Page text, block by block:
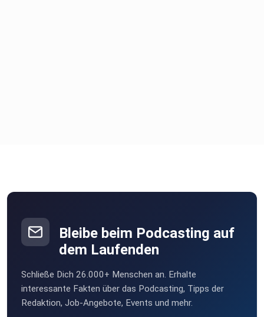
Bleibe beim Podcasting auf
dem Laufenden
Schließe Dich 26.000+ Menschen an. Erhalte
interessante Fakten über das Podcasting, Tipps der
Redaktion, Job-Angebote, Events und mehr.